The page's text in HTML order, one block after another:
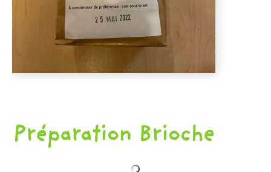
Préparation Brioche